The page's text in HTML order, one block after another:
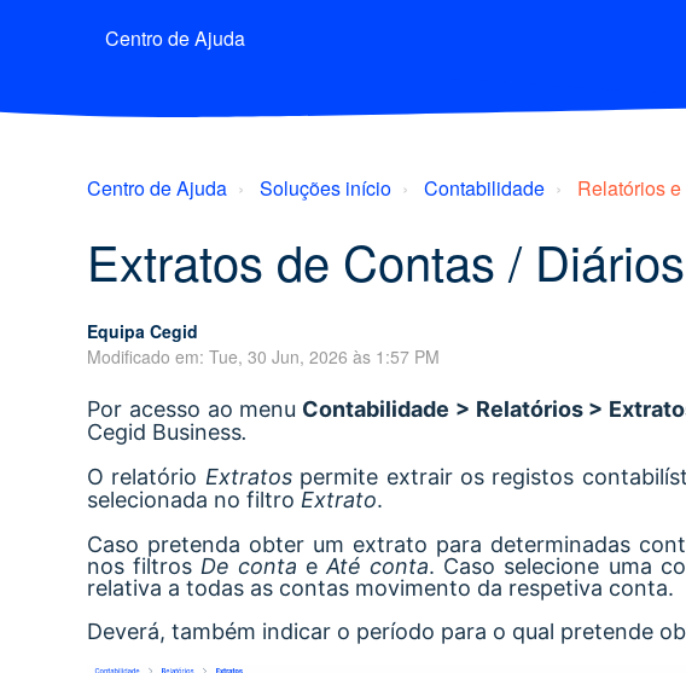
Centro de Ajuda
Centro de Ajuda Soluções início Contabilidade Relatórios
Extratos de Contas / Diários
Equipa Cegid
Modificado em: Tue, 30 Jun, 2026 às 1:57 PM
Por acesso ao menu Contabilidade > Relatórios >
Cegid Business.
O relatório Extratospermite extrair os registos
selecionada no filtro Extrato.
Caso pretenda obter um extrato para determinadas
nos filtros De conta eAté conta. Caso selecione uma
relativa a todas as contas movimento da respetiva conta.
Deverá, também indicar o período para o qual pretende